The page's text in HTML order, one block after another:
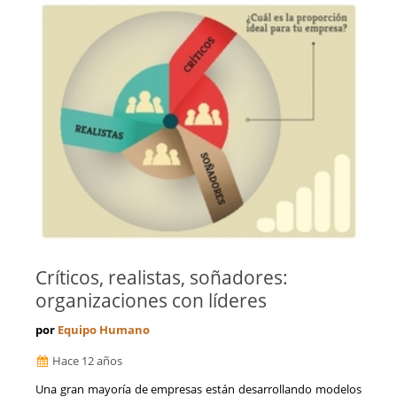
Valladolid
Vizcaya
Zamora
Zaragoza
Críticos, realistas, soñadores:
organizaciones con líderes
por Equipo Humano
Hace 12 años
Una gran mayoría de empresas están desarrollando modelos